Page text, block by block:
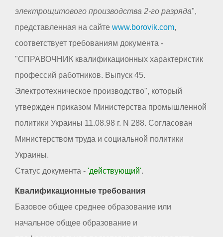
электрощитового производства 2-го разряда",
представленная на сайте www.borovik.com,
соответствует требованиям документа -
"СПРАВОЧНИК квалификационных характеристик
профессий работников. Выпуск 45.
Электротехническое производство", который
утвержден приказом Министерства промышленной
политики Украины 11.08.98 г. N 288. Согласован
Министерством труда и социальной политики
Украины.
Статус документа - 'действующий'.
Квалификационные требования
Базовое общее среднее образование или
начальное общее образование и